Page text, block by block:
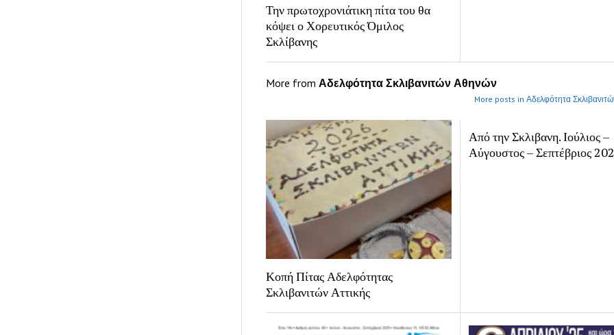
Την πρωτοχρονιάτικη πίτα του θα
κόψει ο Χορευτικός Όμιλος
Σκλίβανης
More from Αδελφότητα Σκλιβανιτών Αθηνών
More posts in Αδελφότητα
Κοπή Πίτας Αδελφότητας
Σκλιβανιτών Αττικής
Από την Σκλιβανη. Ιούλιος –
Αύγουστος – Σεπτέβριος